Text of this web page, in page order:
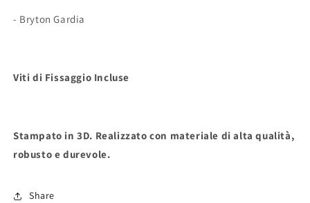
- Bryton Gardia
Viti di Fissaggio Incluse
Stampato in 3D. Realizzato con materiale di alta qualità,
robusto e durevole.
Share